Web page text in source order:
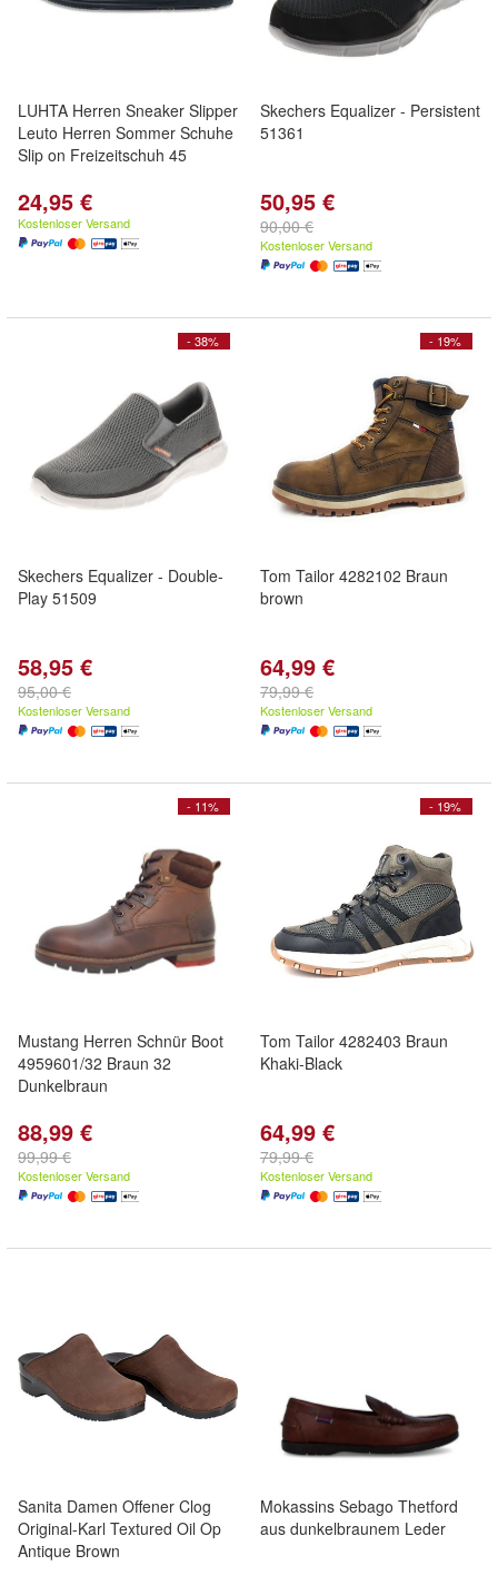
LUHTA Herren Sneaker Slipper
Leuto Herren Sommer Schuhe
Slip on Freizeitschuh 45
24,95 €
Kostenloser Versand
Skechers Equalizer - Persistent
51361
50,95 €
90,00 €
Kostenloser Versand
- 38%
Skechers Equalizer - Double-
Play 51509
58,95 €
95,00 €
Kostenloser Versand
- 19%
Tom Tailor 4282102 Braun
brown
64,99 €
79,99 €
Kostenloser Versand
- 11%
Mustang Herren Schnür Boot
4959601/32 Braun 32
Dunkelbraun
88,99 €
99,99 €
Kostenloser Versand
- 19%
Tom Tailor 4282403 Braun
Khaki-Black
64,99 €
79,99 €
Kostenloser Versand
Sanita Damen Offener Clog
Original-Karl Textured Oil Op
Antique Brown
Mokassins Sebago Thetford
aus dunkelbraunem Leder